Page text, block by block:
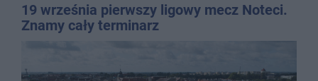
19 września pierwszy ligowy mecz Noteci.
Znamy cały terminarz